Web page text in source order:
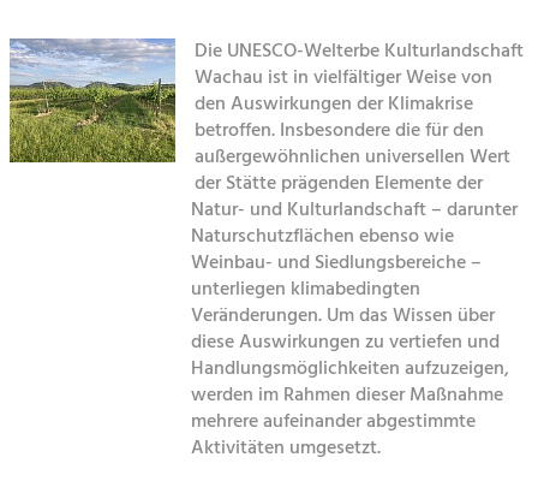
Projekte
Kirchen am Fluss
Land- & Forstwirtschaft
Bewirtschaftung und Pflege der
Kulturlandschaft.
Tourismus
Angebotsentwicklung und
Kunst & Kultur
Handwerk, Wissenschaft und Forschung.
Soziales, Bildung &
Gleichberechtigung, Jugend und
Mobilität & Energie
Die UNESCO-Welterbe Kulturlandschaft
Wachau ist in vielfältiger Weise von
den Auswirkungen der Klimakrise
betroffen. Insbesondere die für den
außergewöhnlichen universellen Wert
der Stätte prägenden Elemente der
Natur- und Kulturlandschaft – darunter
Naturschutzflächen ebenso wie
Weinbau- und Siedlungsbereiche –
unterliegen klimabedingten
Veränderungen. Um das Wissen über
diese Auswirkungen zu vertiefen und
Handlungsmöglichkeiten aufzuzeigen,
werden im Rahmen dieser Maßnahme
mehrere aufeinander abgestimmte
Aktivitäten umgesetzt.